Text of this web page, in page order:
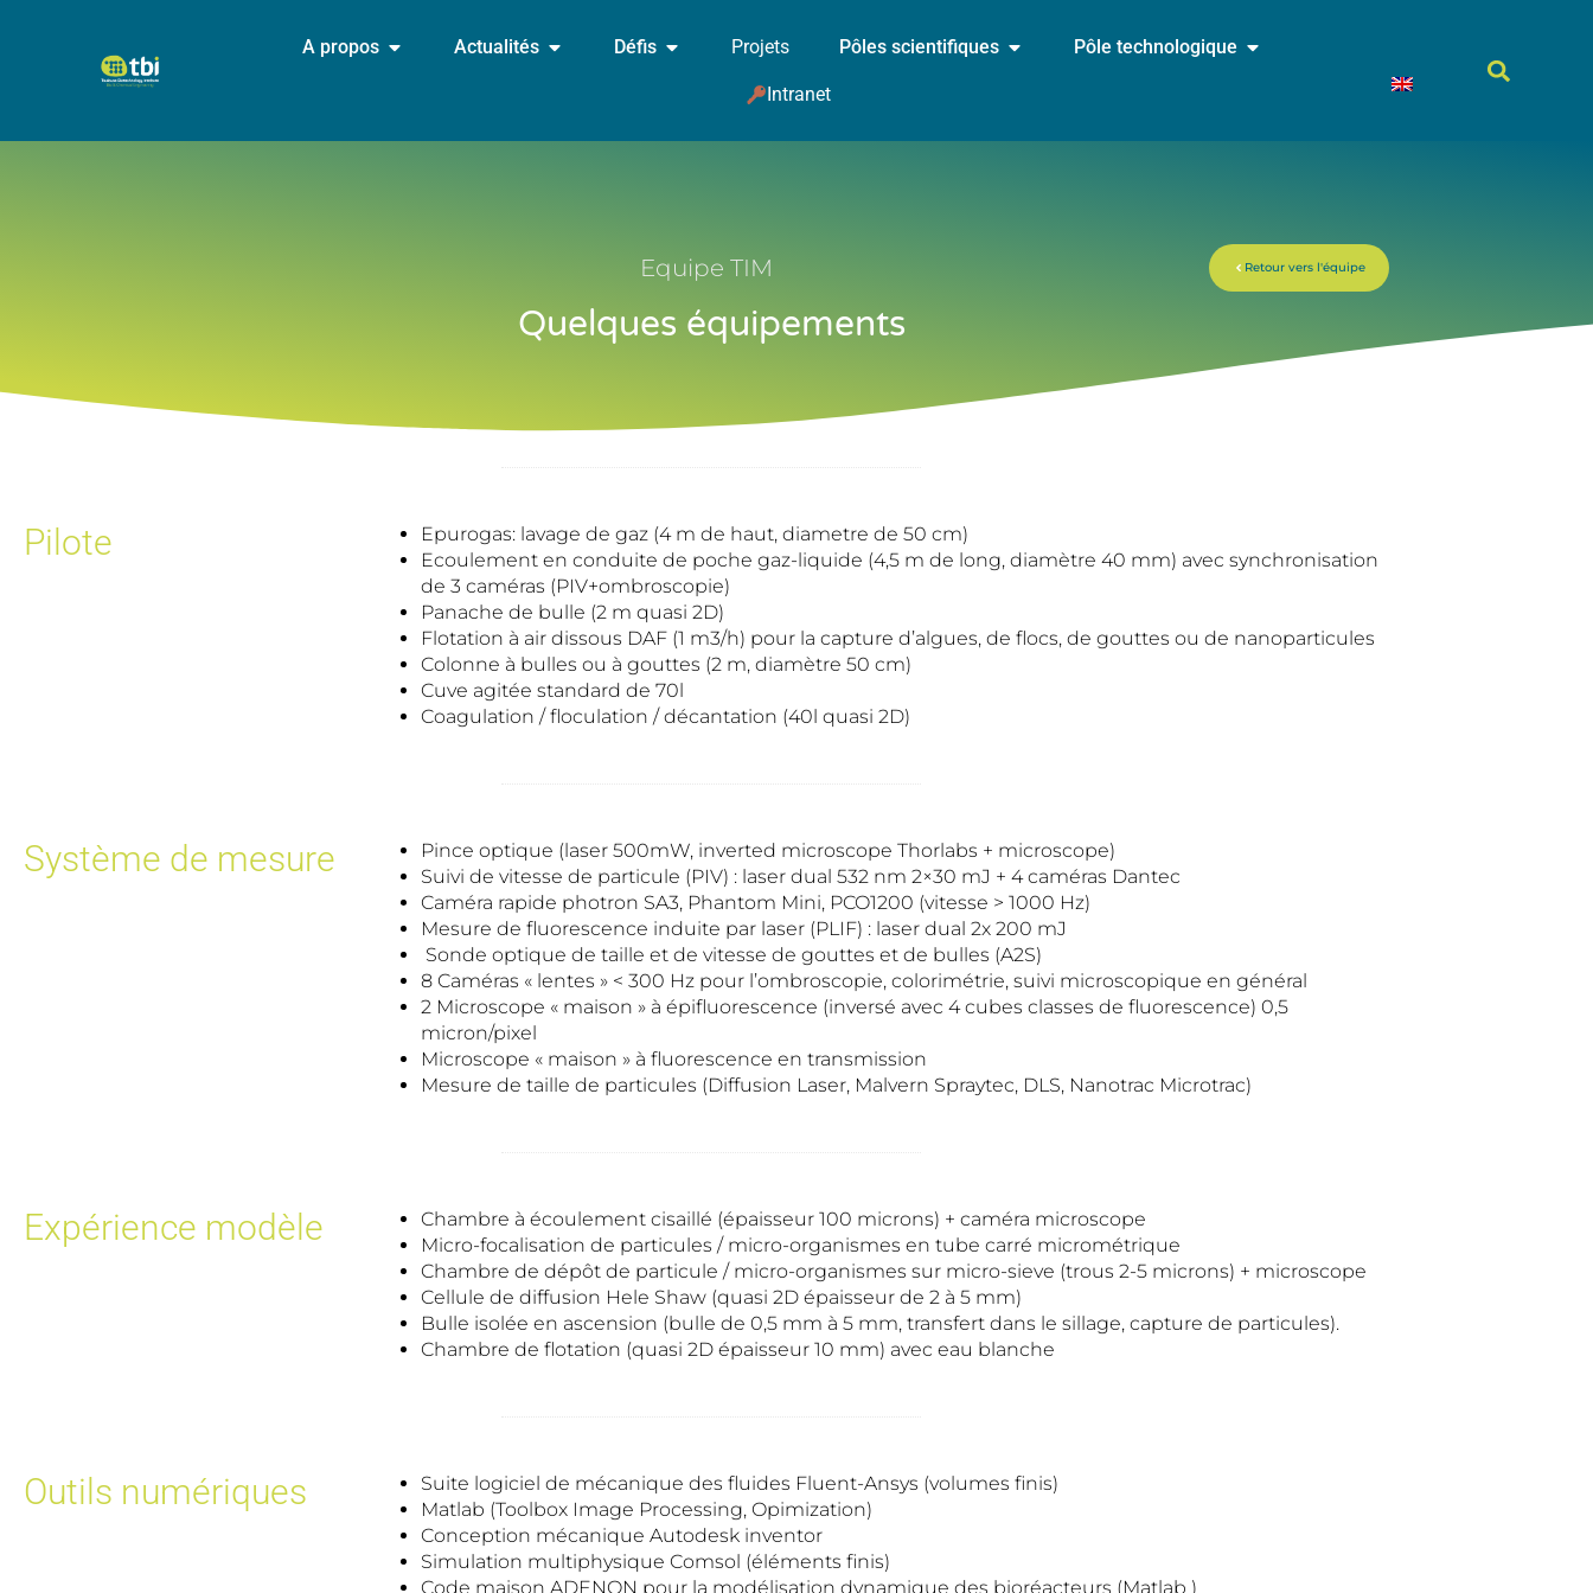
A propos Actualités Défis Projets Pôles scientifiques Pôle technologique
Intranet
Equipe TIM Retour vers l'équipe
Quelques équipements
Pilote
Epurogas: lavage de gaz (4 m de haut, diametre de 50 cm)
Ecoulement en conduite de poche gaz-liquide (4,5 m de long, diamètre 40 mm) avec synchronisation
de 3 caméras (PIV+ombroscopie)
Panache de bulle (2 m quasi 2D)
Flotation à air dissous DAF (1 m3/h) pour la capture d’algues, de flocs, de gouttes ou de nanoparticules
Colonne à bulles ou à gouttes (2 m, diamètre 50 cm)
Cuve agitée standard de 70l
Coagulation / floculation / décantation (40l quasi 2D)
Système de mesure
Pince optique (laser 500mW, inverted microscope Thorlabs + microscope)
Suivi de vitesse de particule (PIV) : laser dual 532 nm 2×30 mJ + 4 caméras Dantec
Caméra rapide photron SA3, Phantom Mini, PCO1200 (vitesse > 1000 Hz)
Mesure de fluorescence induite par laser (PLIF) : laser dual 2x 200 mJ
Sonde optique de taille et de vitesse de gouttes et de bulles (A2S)
8 Caméras « lentes » < 300 Hz pour l’ombroscopie, colorimétrie, suivi microscopique en général
2 Microscope « maison » à épifluorescence (inversé avec 4 cubes classes de fluorescence) 0,5
micron/pixel
Microscope « maison » à fluorescence en transmission
Mesure de taille de particules (Diffusion Laser, Malvern Spraytec, DLS, Nanotrac Microtrac)
Expérience modèle
Chambre à écoulement cisaillé (épaisseur 100 microns) + caméra microscope
Micro-focalisation de particules / micro-organismes en tube carré micrométrique
Chambre de dépôt de particule / micro-organismes sur micro-sieve (trous 2-5 microns) + microscope
Cellule de diffusion Hele Shaw (quasi 2D épaisseur de 2 à 5 mm)
Bulle isolée en ascension (bulle de 0,5 mm à 5 mm, transfert dans le sillage, capture de particules).
Chambre de flotation (quasi 2D épaisseur 10 mm) avec eau blanche
Outils numériques
Suite logiciel de mécanique des fluides Fluent-Ansys (volumes finis)
Matlab (Toolbox Image Processing, Opimization)
Conception mécanique Autodesk inventor
Simulation multiphysique Comsol (éléments finis)
Code maison ADENON pour la modélisation dynamique des bioréacteurs (Matlab )